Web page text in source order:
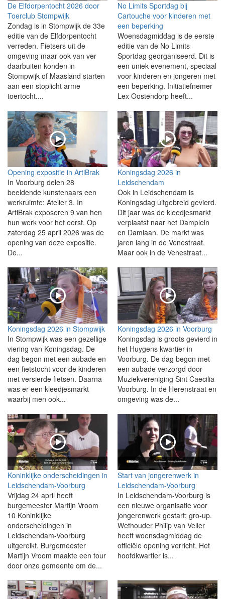
De Elfdorpentocht 2026 door
Toerclub Stompwijk
Zondag is in Stompwijk de 33e
editie van de Elfdorpentocht
verreden. Fietsers uit de
omgeving maar ook van ver
daarbuiten konden in
Stompwijk of Maasland starten
aan een stoplicht arme
toertocht....
No Limits Sportdag bij
Cartouche voor kinderen met
een beperking
Woensdagmiddag is de eerste
editie van de No Limits
Sportdag georganiseerd. Dit is
een uniek evenement, speciaal
voor kinderen en jongeren met
een beperking. Initiatiefnemer
Lex Oostendorp heeft...
Opening expositie in ArtiBrak
In Voorburg delen 28
beeldende kunstenaars een
werkruimte: Atelier 3. In
ArtiBrak exposeren 9 van hen
hun werk voor het eerst. Op
zaterdag 25 april 2026 was de
opening van deze expositie.
De...
Koningsdag 2026 in
Leidschendam
Ook in Leidschendam is
Koningsdag uitgebreid gevierd.
Dit jaar was de kleedjesmarkt
verplaatst naar het Damplein
en Damlaan. De markt was
jaren lang in de Venestraat.
Maar ook in de Venestraat...
Koningsdag 2026 in Stompwijk
In Stompwijk was een gezellige
viering van Koningsdag. De
dag begon met een aubade en
een fietstocht voor de kinderen
met versierde fietsen. Daarna
was er een kleedjesmarkt
waarbij men ook...
Koningsdag 2026 in Voorburg
Koningsdag is groots gevierd in
het Huygens kwartier in
Voorburg. De dag begon met
een aubade verzorgd door
Muziekvereniging Sint Caecilia
Voorburg. In de Herenstraat en
omgeving was de...
Koninklijke onderscheidingen in
Leidschendam-Voorburg
Vrijdag 24 april heeft
burgemeester Martijn Vroom
10 Koninklijke
onderscheidingen in
Leidschendam-Voorburg
uitgereikt. Burgemeester
Martijn Vroom maakte een tour
door onze gemeente om de...
Start van jongerenwerk in
Leidschendam-Voorburg
In Leidschendam-Voorburg is
een nieuwe organisatie voor
jongerenwerk gestart; gro-up.
Wethouder Philip van Veller
heeft woensdagmiddag de
officiële opening verricht. Het
hoofdkwartier is...